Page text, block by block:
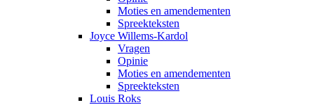
Moties en amendementen
Spreekteksten
Joyce Willems-Kardol
Vragen
Opinie
Moties en amendementen
Spreekteksten
Louis Roks